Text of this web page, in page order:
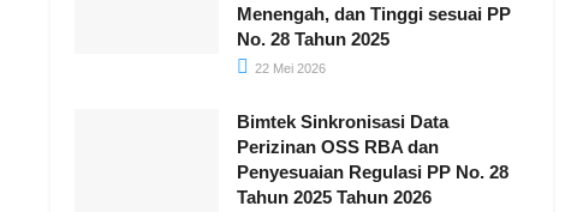
Menengah, dan Tinggi sesuai PP
No. 28 Tahun 2025
22 Mei 2026
Bimtek Sinkronisasi Data
Perizinan OSS RBA dan
Penyesuaian Regulasi PP No. 28
Tahun 2025 Tahun 2026